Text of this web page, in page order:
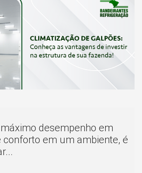
desempenho em
conforto em um ambiente, é